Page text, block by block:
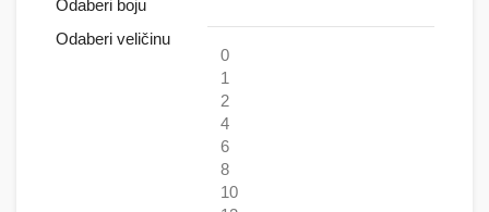
Odaberi boju
Odaberi veličinu
0
1
2
4
6
8
10